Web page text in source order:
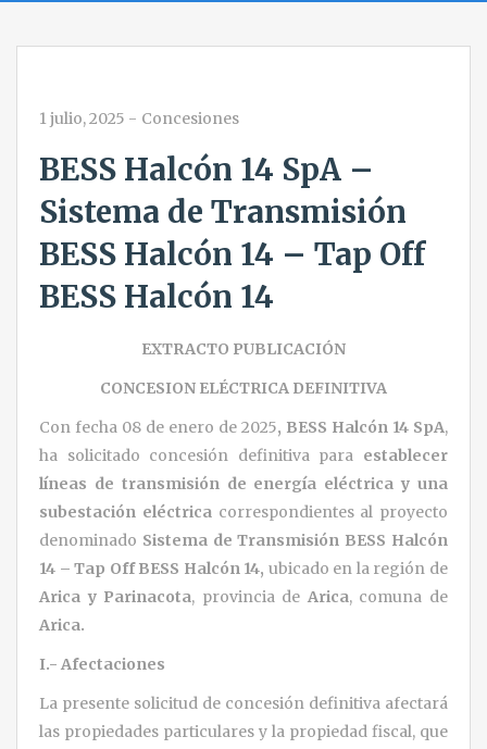
1 julio, 2025 - Concesiones
BESS Halcón 14 SpA –
Sistema de Transmisión
BESS Halcón 14 – Tap Off
BESS Halcón 14
EXTRACTO PUBLICACIÓN
CONCESION ELÉCTRICA DEFINITIVA
Con fecha 08 de enero de 2025, BESS Halcón 14 SpA,
ha solicitado concesión definitiva para establecer
líneas de transmisión de energía eléctrica y una
subestación eléctricacorrespondientes al proyecto
denominado Sistema de Transmisión BESS Halcón
14 – Tap Off BESS Halcón 14, ubicado en la región de
Arica y Parinacota, provincia de Arica, comuna de
Arica.
I.- Afectaciones
La presente solicitud de concesión definitiva afectará
las propiedades particulares y la propiedad fiscal, que